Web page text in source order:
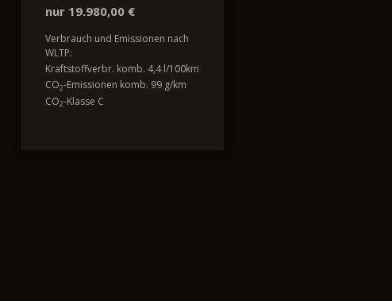
nur 19.980,00 €
Verbrauch und Emissionen nach
WLTP:
Kraftstoffverbr. komb. 4,4 l/100km
CO2-Emissionen komb. 99 g/km
CO2-Klasse C